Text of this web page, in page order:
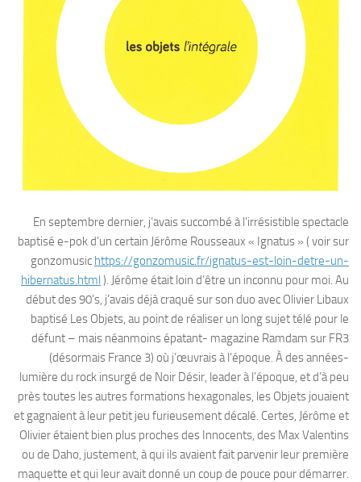
En septembre dernier, j’avais succombé à l’irrésistible spectacle
baptisé e-pok d’un certain Jérôme Rousseaux « Ignatus » ( voir sur
gonzomusic https://gonzomusic.fr/ignatus-est-loin-detre-un-
hibernatus.html ). Jérôme était loin d’être un inconnu pour moi. Au
début des 90’s, j’avais déjà craqué sur son duo avec Olivier Libaux
baptisé Les Objets, au point de réaliser un long sujet télé pour le
défunt – mais néanmoins épatant- magazine Ramdam sur FR3
(désormais France 3) où j’œuvrais à l’époque. À des années-
lumière du rock insurgé de Noir Désir, leader à l’époque, et d’à peu
près toutes les autres formations hexagonales, les Objets jouaient
et gagnaient à leur petit jeu furieusement décalé. Certes, Jérôme et
Olivier étaient bien plus proches des Innocents, des Max Valentins
ou de Daho, justement, à qui ils avaient fait parvenir leur première
maquette et qui leur avait donné un coup de pouce pour démarrer.